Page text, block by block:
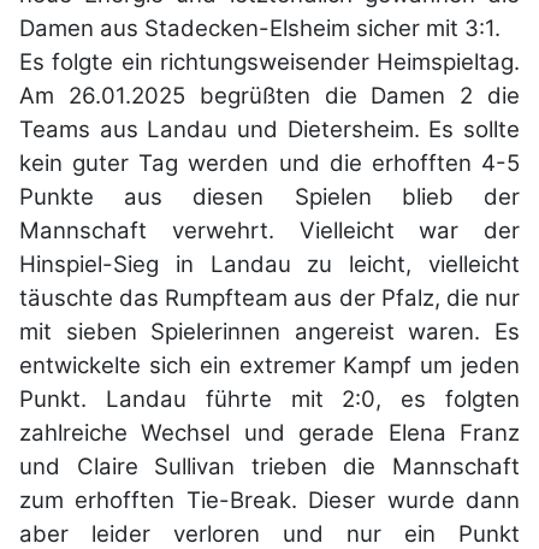
Damen aus Stadecken-Elsheim sicher mit 3:1.
Es folgte ein richtungsweisender Heimspieltag.
Am 26.01.2025 begrüßten die Damen 2 die
Teams aus Landau und Dietersheim. Es sollte
kein guter Tag werden und die erhofften 4-5
Punkte aus diesen Spielen blieb der
Mannschaft verwehrt. Vielleichtwar der
Hinspiel-Sieg in Landau zu leicht, vielleicht
täuschte das Rumpfteam aus der Pfalz, die nur
mit sieben Spielerinnen angereist waren. Es
entwickelte sich ein extremer Kampf um jeden
Punkt. Landau führte mit 2:0, es folgten
zahlreicheWechsel und gerade Elena Franz
und Claire Sullivan trieben die Mannschaft
zum erhofften Tie-Break. Dieser wurde dann
aber leider verloren und nur ein Punkt